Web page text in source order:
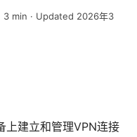
3 min · Updated 2026年3
上建立和管理VPN连接